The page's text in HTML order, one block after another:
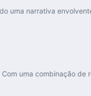
uma narrativa
Com uma combinação de